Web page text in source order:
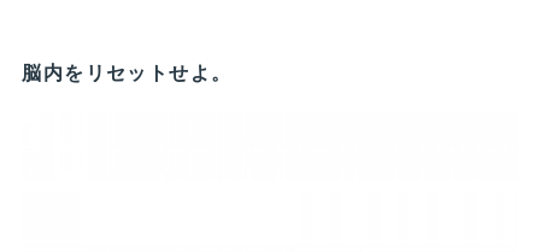
脳内をリセットせよ。